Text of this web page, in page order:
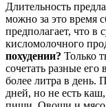
Длительность
можно за это время
предполагает, что в
кисломолочного
похудении? Только
сочетать разные
более литра в день.
дней, но не есть